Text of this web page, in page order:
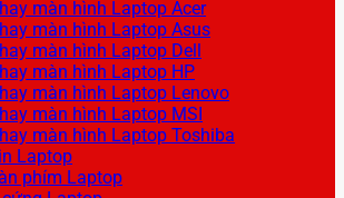
màn hình Laptop Acer
màn hình Laptop Asus
màn hình Laptop Dell
màn hình Laptop HP
màn hình Laptop Lenovo
màn hình Laptop MSI
màn hình Laptop Toshiba
Laptop
phím Laptop